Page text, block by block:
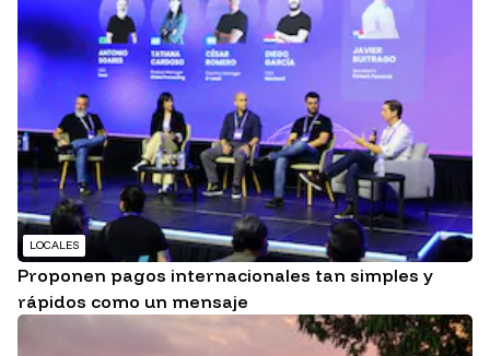
LOCALES
Proponen pagos internacionales tan simples y
rápidos como un mensaje